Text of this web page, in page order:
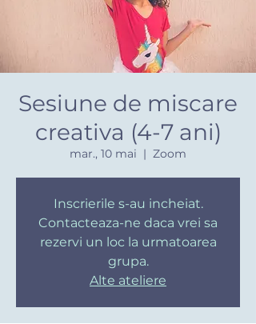
Sesiune de miscare
creativa (4-7 ani)
mar., 10 mai
  |
Zoom
Inscrierile s-au incheiat.
Contacteaza-ne daca vrei sa
rezervi un loc la urmatoarea
grupa.
Alte ateliere